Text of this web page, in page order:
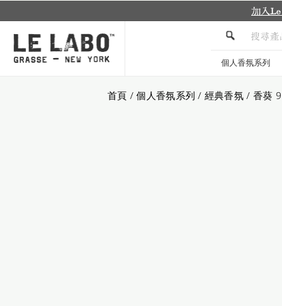
個人香氛系列
首頁 / 個人香氛系列 / 經典香氛 / 香葵 9